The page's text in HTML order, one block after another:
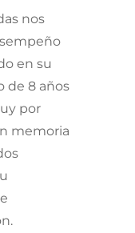
nos
en su
de 8 años
por
memoria